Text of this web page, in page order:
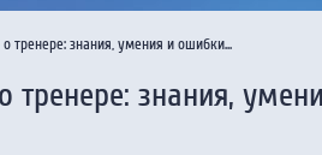
тренере: знания, умения и ошибки...
знания,